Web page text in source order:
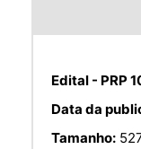
Edital - PRP
Data da
Tamanho: